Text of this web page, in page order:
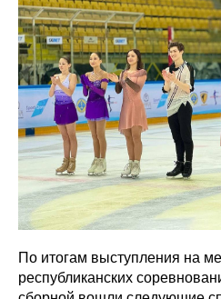
По итогам выступления на
республиканских